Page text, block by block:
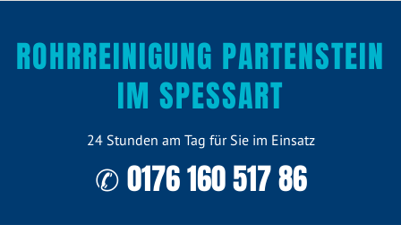
ROHRREINIGUNG PARTENSTEIN
IM SPESSART
24 Stunden am Tag für Sie im Einsatz
✆ 0176 160 517 86